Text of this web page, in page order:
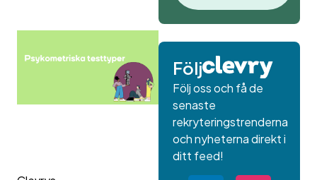
Följ
Följ oss och få de
senaste
rekryteringstrenderna
och nyheterna direkt i
ditt feed!